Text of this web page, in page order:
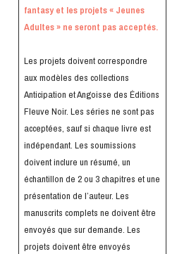
fantasy et les projets « Jeunes
Adultes » ne seront pas acceptés.
Les projets doivent correspondre
aux modèles des collections
Anticipation et Angoisse des Éditions
Fleuve Noir. Les séries ne sont pas
acceptées, sauf si chaque livre est
indépendant. Les soumissions
doivent inclure un résumé, un
échantillon de 2 ou 3 chapitres et une
présentation de l’auteur. Les
manuscrits complets ne doivent être
envoyés que sur demande. Les
projets doivent être envoyés